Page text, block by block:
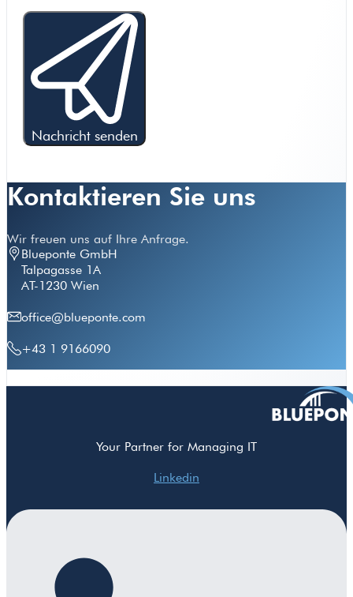
Nachricht senden
Kontaktieren Sie uns
Wir freuen uns auf Ihre Anfrage.
Blueponte GmbH
Talpagasse 1A
AT-1230 Wien
office@blueponte.com
+43 1 9166090
Your Partner for Managing IT
Linkedin